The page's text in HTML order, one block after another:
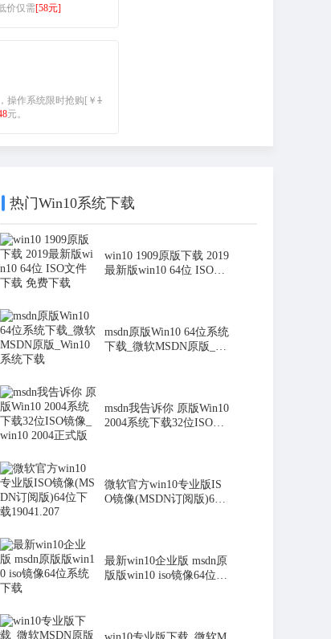
价仅需[58元]
操作系统限时抢购[￥ 1
元。
热门Win10系统下载
win10 1909原版下载 2019
最新版win10 64位 ISO文
msdn原版Win10 64位系统
下载_微软MSDN原版_Wi
msdn我告诉你 原版Win10
2004系统下载32位ISO镜
微软官方win10专业版IS
O镜像(MSDN订阅版)64
最新win10企业版 msdn原
版版win10 iso镜像64位系